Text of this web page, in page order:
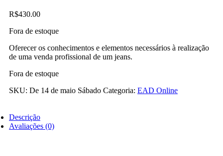
R$430.00
Fora de estoque
Oferecer os conhecimentos e elementos necessários à realização
de uma venda profissional de um jeans.
Fora de estoque
SKU: De 14 de maio Sábado Categoria: EAD Online
Descrição
Avaliações (0)